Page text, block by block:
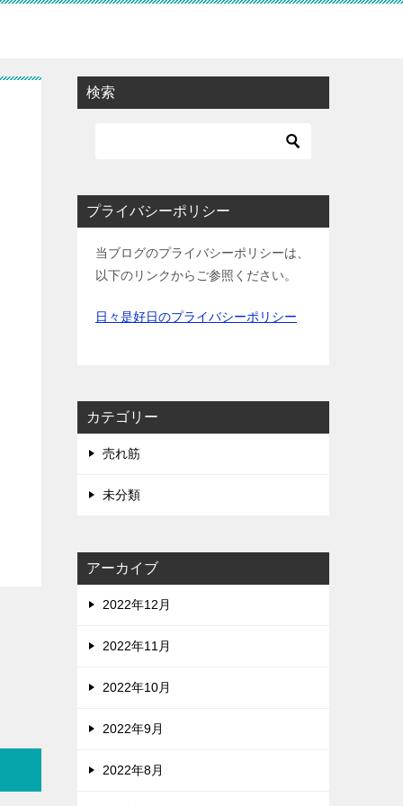
検索
プライバシーポリシー
当ブログのプライバシーポリシーは、
以下のリンクからご参照ください。
日々是好日のプライバシーポリシー
カテゴリー
売れ筋
未分類
アーカイブ
2022年12月
2022年11月
2022年10月
2022年9月
2022年8月